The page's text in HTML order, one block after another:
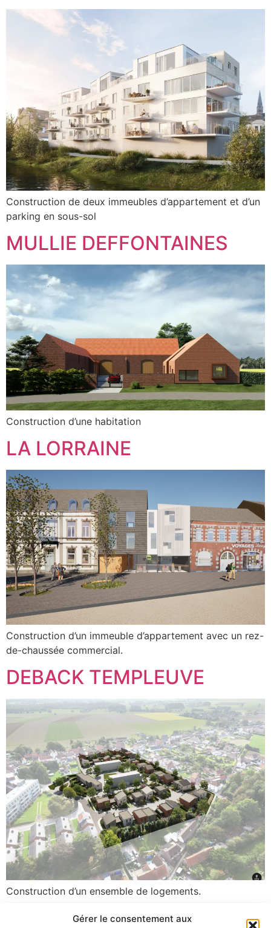
Gérer le consentement aux
Construction de deux immeubles d’appartement et d’un
parking en sous-sol
MULLIE DEFFONTAINES
Construction d’une habitation
LA LORRAINE
Construction d’un immeuble d’appartement avec un rez-
de-chaussée commercial.
DEBACK TEMPLEUVE
Construction d’un ensemble de logements.